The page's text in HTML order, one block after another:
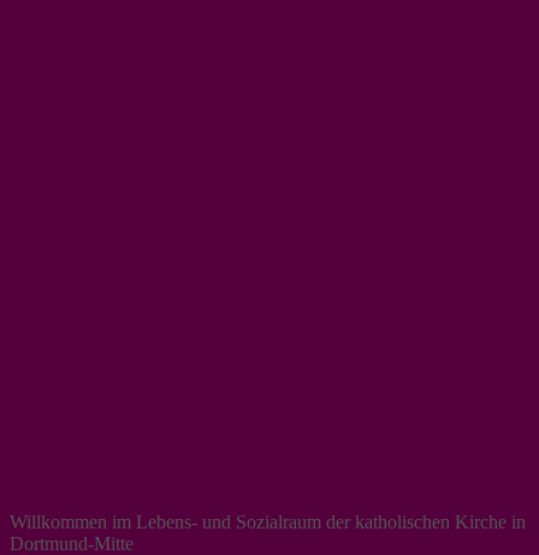
Willkommen im Lebens- und Sozialraum der katholischen Kirche in
Dortmund-Mitte